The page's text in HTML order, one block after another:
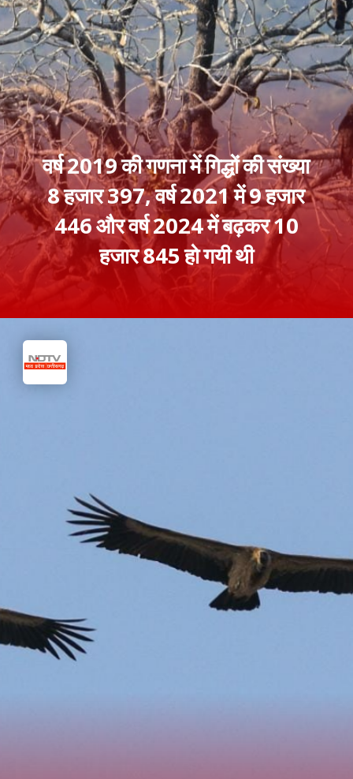
वर्ष 2019 की गणना में गिद्धों की संख्या
8 हजार 397, वर्ष 2021 में 9 हजार
446 और वर्ष 2024 में बढ़कर 10
हजार 845 हो गयी थी